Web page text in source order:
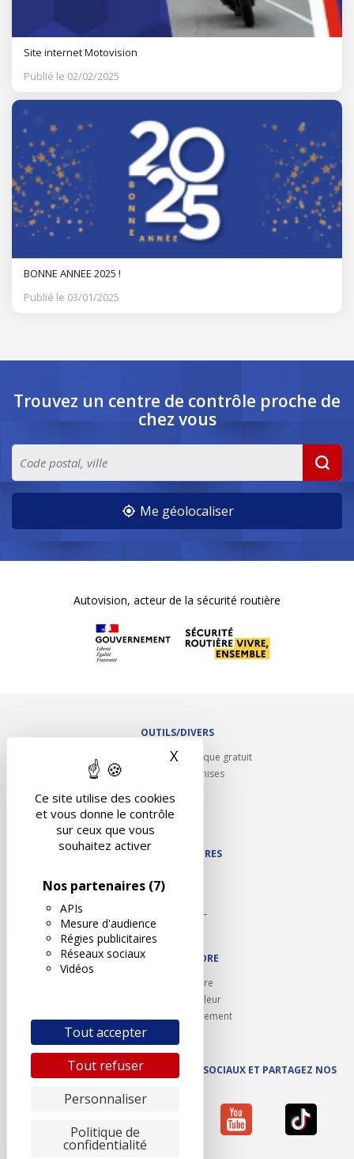
Ce site utilise des cookies
et vous donne le contrôle
sur ceux que vous
souhaitez activer
Nos partenaires (7)
APIs
Mesure d'audience
Régies publicitaires
Réseaux sociaux
Vidéos
Tout accepter
Tout refuser
Personnaliser
Politique de
confidentialité
X Masquer le bandeau des
Site internet Motovision
Publié le 02/02/2025
BONNE ANNEE 2025 !
Publié le 03/01/2025
Trouvez un centre de contrôle proche de
chez vous
Me géolocaliser
Autovision, acteur de la sécurité routière
OUTILS/DIVERS
Rappel contrôle technique gratuit
Partenariats/Remises
Contact
NOS PARTENAIRES
Autodidact
Karoil
Autovision PL
Motovision
NOUS REJOINDRE
Ouvrir un centre
Devenez contrôleur
Carrières et recrutement
SUIVEZ AUTOVISION SUR LES RÉSEAUX SOCIAUX ET PARTAGEZ NOS